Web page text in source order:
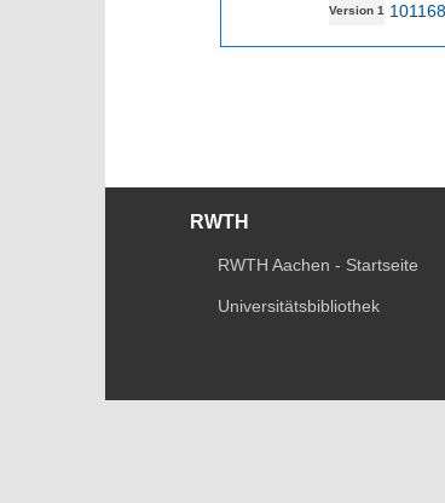
Version 1
RWTH
RWTH Aachen - Startseite
Universitätsbibliothek